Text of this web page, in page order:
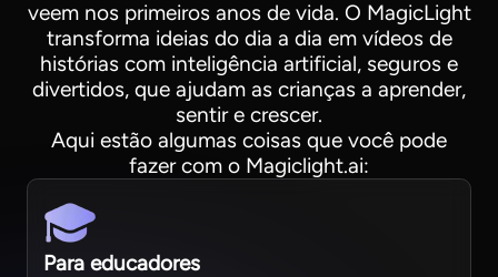
veem nos primeiros anos de vida. O MagicLight
transforma ideias do dia a dia em vídeos de
histórias com inteligência artificial, seguros e
divertidos, que ajudam as crianças a aprender,
sentir e crescer.
Aqui estão algumas coisas que você pode
fazer com o Magiclight.ai:
Para educadores